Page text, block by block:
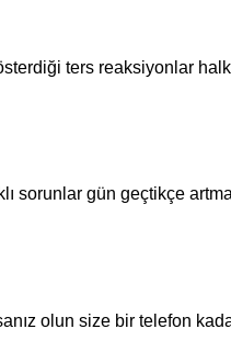
ters reaksiyonlar
sorunlar gün geçtikçe
olun size bir telefon